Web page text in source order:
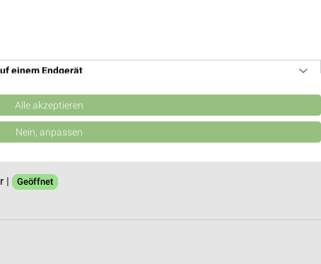
| Geöffnet
|
Geöffnet
einem Endgerät
Inhalten
Alle akzeptieren
Nein, anpassen